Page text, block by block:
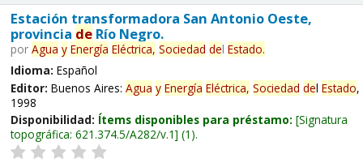
Estación transformadora San Antonio Oeste,
provincia deRío Negro.
por Agua y Energía Eléctrica, Sociedad del Estado.
Idioma: Español
Editor: Buenos Aires: Agua y Energía Eléctrica, Sociedad del Estado,
1998
Disponibilidad: Ítems disponibles para préstamo: Signatura
topográfica: 621.374.5/A282/v.1 (1).